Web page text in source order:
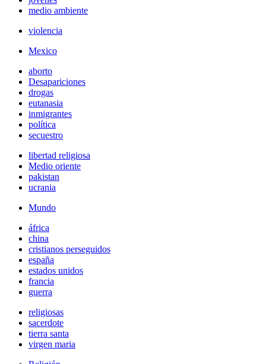
medio ambiente
violencia
Mexico
aborto
Desapariciones
drogas
eutanasia
inmigrantes
política
secuestro
libertad religiosa
Medio oriente
pakistan
ucrania
Mundo
áfrica
china
cristianos perseguidos
españa
estados unidos
francia
guerra
religiosas
sacerdote
tierra santa
virgen maria